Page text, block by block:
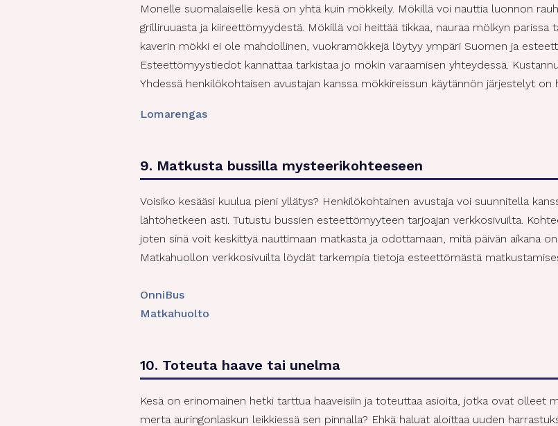
Monelle suomalaiselle kesä on yhtä kuin mökkeily. Mökillä voi nauttia luonnon
grilliruuasta ja kiireettömyydestä. Mökillä voi heittää tikkaa, nauraa mölkyn parissa
kaverin mökki ei ole mahdollinen, vuokramökkejä löytyy ympäri Suomen ja
Esteettömyystiedot kannattaa tarkistaa jo mökin varaamisen yhteydessä.
Yhdessä henkilökohtaisen avustajan kanssa mökkireissun käytännön järjestelyt
Lomarengas
9. Matkusta bussilla mysteerikohteeseen
Voisiko kesääsi kuulua pieni yllätys? Henkilökohtainen avustaja voi suunnitella
lähtöhetkeen asti. Tutustu bussien esteettömyyteen tarjoajan verkkosivuilta.
joten sinä voit keskittyä nauttimaan matkasta ja odottamaan, mitä päivän aikana
Matkahuollon verkkosivuilta löydät tarkempia tietoja esteettömästä
OnniBus
Matkahuolto
10. Toteuta haave tai unelma
Kesä on erinomainen hetki tarttua haaveisiin ja toteuttaa asioita, jotka ovat olleet
merta auringonlaskun leikkiessä sen pinnalla? Ehkä haluat aloittaa uuden